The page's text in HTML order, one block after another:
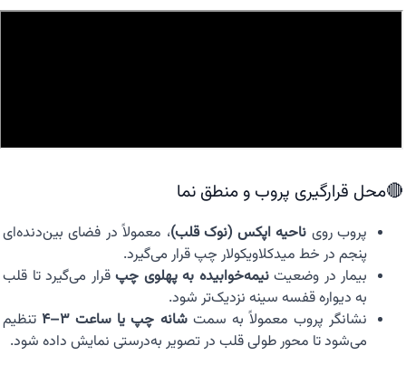
🔴محل قرارگیری پروب و منطق نما
پروب روی ناحیه اپکس (نوک قلب)، معمولاً در فضای بین‌دنده‌ای
پنجم در خط میدکلاویکولار چپ قرار می‌گیرد.
بیمار در وضعیتنیمه‌خوابیده به پهلوی چپ قرار می‌گیرد تا قلب
به دیواره قفسه سینه نزدیک‌تر شود.
نشانگر پروب معمولاً به سمتشانه چپ یا ساعت ۳–۴
تنظیم
می‌شود تا محور طولی قلب در تصویر به‌درستی نمایش داده شود.